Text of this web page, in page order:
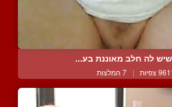
לה חלב מאוננת בע...
צפיות | 7 המלצות